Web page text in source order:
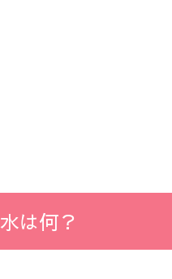
は何？